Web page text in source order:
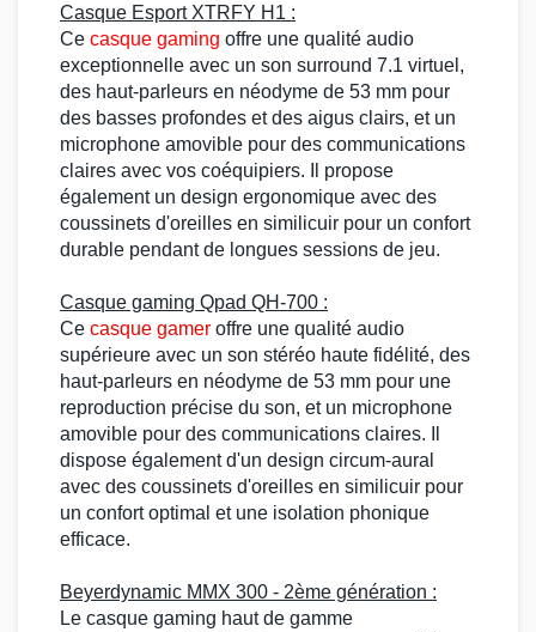
Casque EsportXTRFY H1 :
Ce casque gaming offre une qualité audio
exceptionnelle avec un son surround 7.1 virtuel,
des haut-parleurs en néodyme de 53 mm pour
des basses profondes et des aigus clairs, et un
microphone amovible pour des communications
claires avec vos coéquipiers. Il propose
également un design ergonomique avec des
coussinets d'oreilles en similicuir pour un confort
durable pendant de longues sessions de jeu.
Casque gaming Qpad QH-700 :
Ce casque gamer offre une qualité audio
supérieure avec un son stéréo haute fidélité, des
haut-parleurs en néodyme de 53 mm pour une
reproduction précise du son, et un microphone
amovible pour des communications claires. Il
dispose également d'un design circum-aural
avec des coussinets d'oreilles en similicuir pour
un confort optimal et une isolation phonique
efficace.
Beyerdynamic MMX 300 - 2ème génération :
Le casque gaming haut de gamme